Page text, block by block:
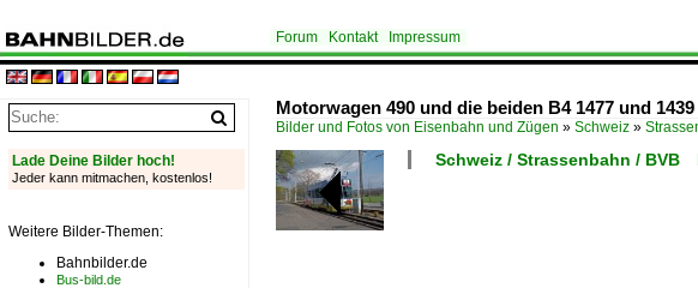
Forum Kontakt Impressum
Motorwagen 490 und die beiden B4 1477 und
Bilder und Fotos von Eisenbahn und Zügen » Schweiz »
Schweiz / Strassenbahn /
Lade Deine Bilder hoch!
Jeder kann mitmachen, kostenlos!
Weitere Bilder-Themen:
Bahnbilder.de
Bus-bild.de